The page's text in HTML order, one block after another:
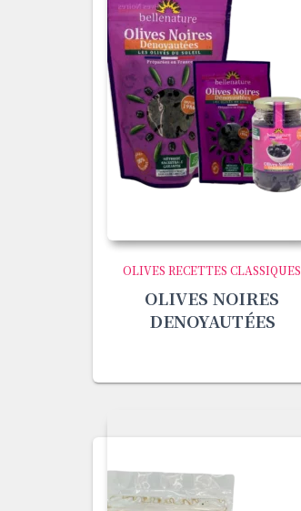
OLIVES RECETTES CLASSIQUES
OLIVES NOIRES
DENOYAUTÉES